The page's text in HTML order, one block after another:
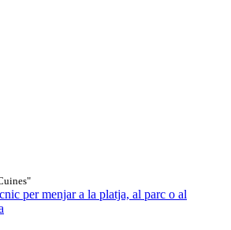
per menjar a la platja, al parc o al